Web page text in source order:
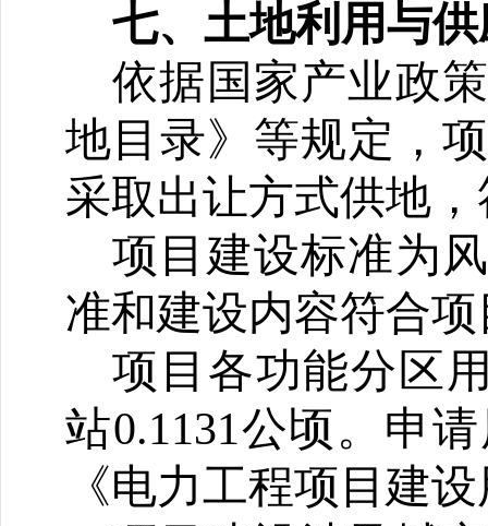
七、土地利用与
依据国家产业政
地目录》等规定，
采取出让方式供地
项目建设标准为
准和建设内容符合
项目各功能分区
站0.1131公顷。申
《电力工程项目建